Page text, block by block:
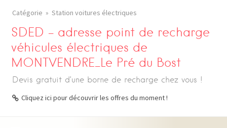
Catégorie Station voitures électriques
SDED – adresse point de recharge
véhicules électriques de
MONTVENDRE_Le Pré du Bost
Devis gratuit d’une borne de recharge chez vous !
Cliquez ici pour découvrir les offres du moment !